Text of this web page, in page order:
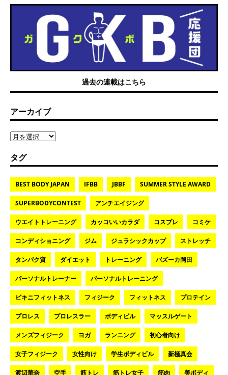
過去の連載はこちら
アーカイブ
タグ
BEST BODY JAPAN IFBB JBBF SUMMER STYLE AWARD
SUPERBODYCONTEST アンチエイジング
ウエイトトレーニング カッコいいカラダ コスプレ コミケ
コンディショニング ジム ジュラシックカップ ストレッチ
タンパク質 ダイエット トレーニング バズーカ岡田
パーソナルトレーナー パーソナルトレーニング
ビキニフィットネス フィジーク フィットネス プロテイン
プロレス プロレスラー ボディビル マッスルゲート
メンズフィジーク ヨガ ランニング 初心者向け
女子フィジーク 女性向け 学生ボディビル 新極真会
渡辺華奈 空手 筋トレ 筋トレ女子 筋肉 美ボディ